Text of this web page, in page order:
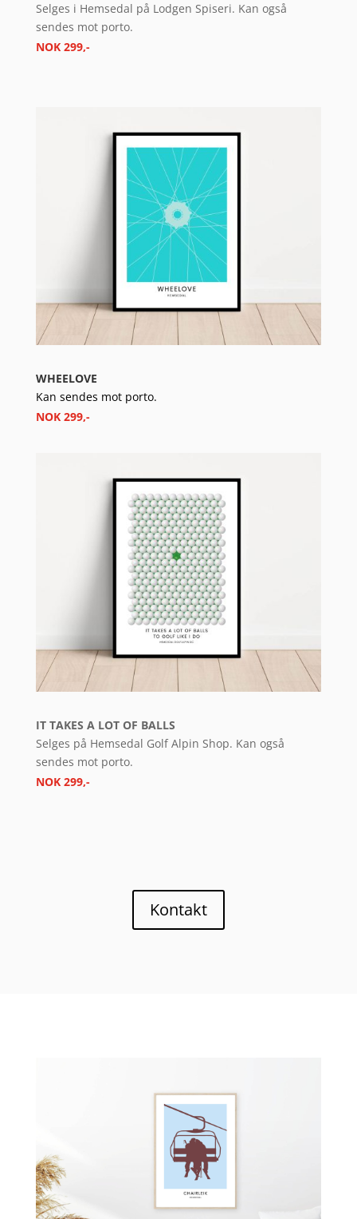
Selges i Hemsedal på Lodgen Spiseri. Kan også
sendes mot porto.
NOK 299,-
WHEELOVE
Kan sendes mot porto.
NOK 299,-
IT TAKES A LOT OF BALLS
Selges på Hemsedal Golf Alpin Shop. Kan også
sendes mot porto.
NOK 299,-
Kontakt